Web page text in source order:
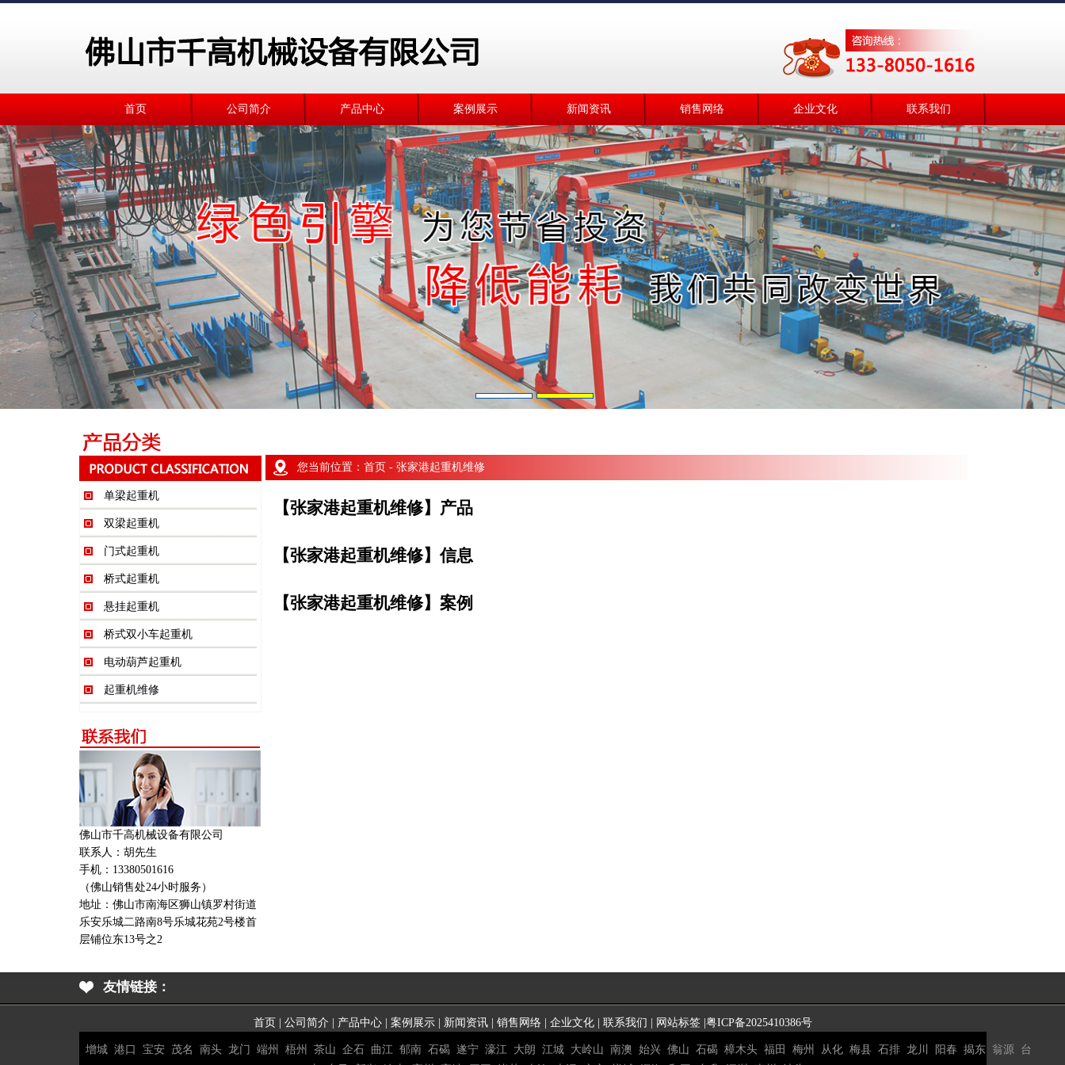
首页 公司简介 产品中心 案例展示 新闻资讯 销售网络 企业文化 联系我们
单梁起重机
双梁起重机
门式起重机
桥式起重机
悬挂起重机
桥式双小车起重机
电动葫芦起重机
起重机维修
佛山市千高机械设备有限公司
联系人：胡先生
手机：13380501616
（佛山销售处24小时服务）
地址： 佛山市南海区狮山镇罗村街道
乐安乐城二路南8号乐城花苑2号楼首
层铺位东13号之2
您当前位置： 首页 - 张家港起重机维修
【张家港起重机维修】产品
【张家港起重机维修】信息
【张家港起重机维修】案例
友情链接：
首页 公司简介 产品中心| 案例展示| 新闻资讯| 销售网络| 企业文化| 联系我们 网站标签| 粤ICP备2025410386号
增城 港口 宝安 茂名 南头 龙门 端州 梧州 茶山 企石 曲江 郁南 石碣 遂宁 濠江 大朗 江城 大岭山 南澳 始兴 佛山 石碣 樟木头 福田 梅州 从化 梅县 石排 龙川 阳春 揭东 翁源
台